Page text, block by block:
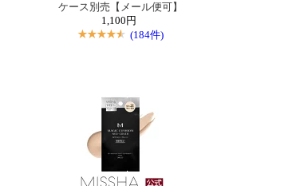
ケース別売【メール便可】
1,100円
(184件)